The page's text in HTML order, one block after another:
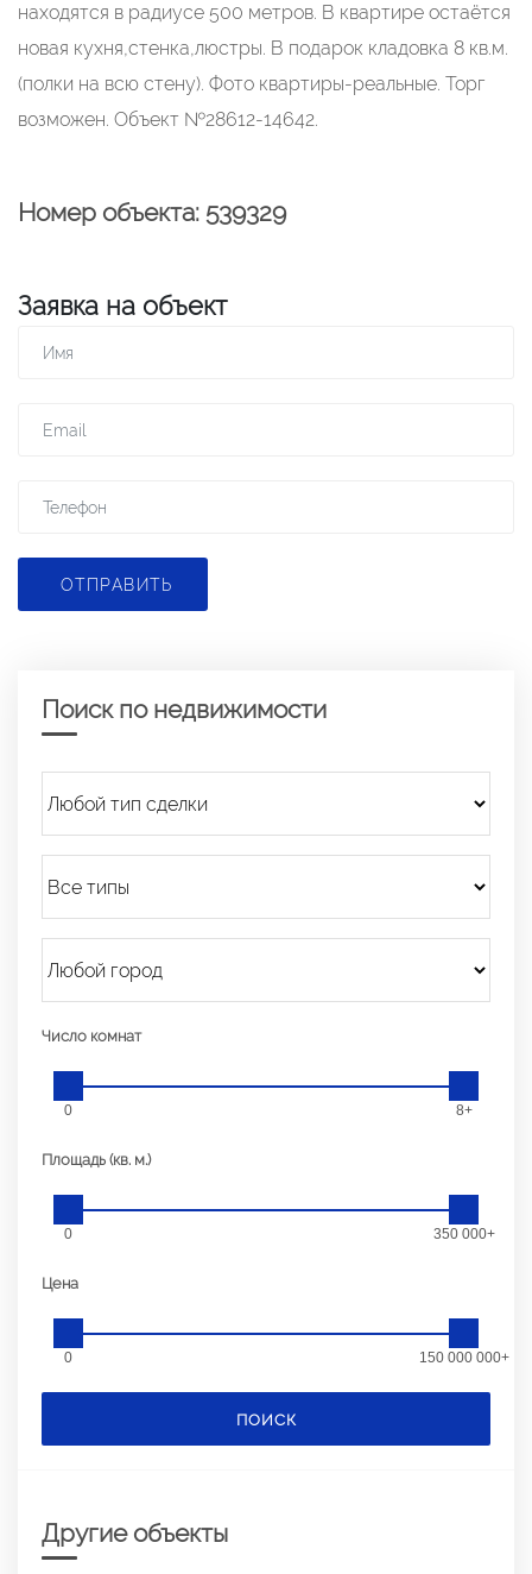
находятся в радиусе 500 метров. В квартире остаётся
новая кухня,стенка,люстры. В подарок кладовка 8 кв.м.
(полки на всю стену). Фото квартиры-реальные. Торг
возможен. Объект №28612-14642.
Номер объекта: 539329
Заявка на объект
ОТПРАВИТЬ
Поиск по недвижимости
Число комнат
0 8+
Площадь (кв. м.)
0 350 000+
Цена
0 150 000 000+
ПОИСК
Другие объекты